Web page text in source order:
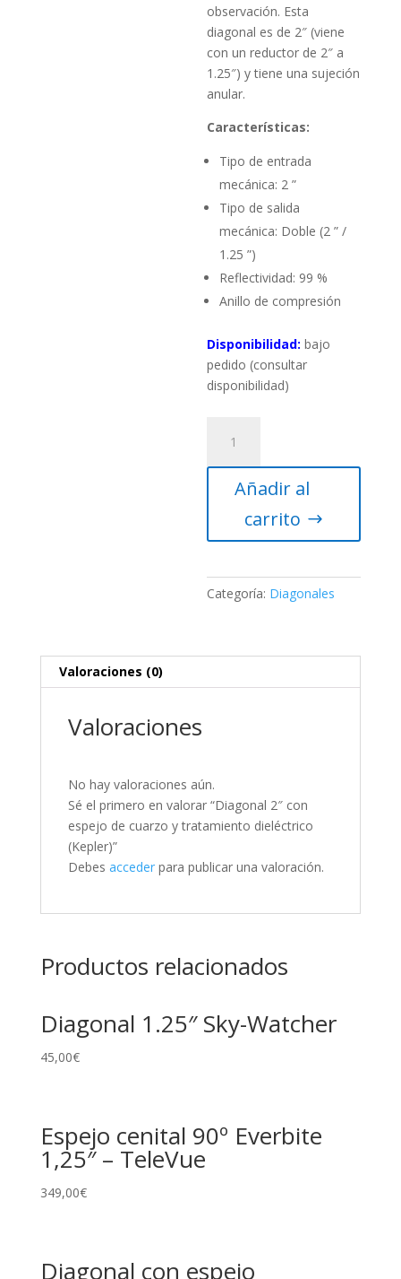
observación. Esta
diagonal es de 2″ (viene
con un reductor de 2″ a
1.25″) y tiene una sujeción
anular.
Características:
Tipo de entrada
mecánica: 2 ”
Tipo de salida
mecánica: Doble (2 ” /
1.25 ”)
Reflectividad: 99 %
Anillo de compresión
Disponibilidad: bajo
pedido (consultar
disponibilidad)
con
espejo
cuarzo
dieléctrico
Añadir al
carrito
Categoría: Diagonales
Valoraciones (0)
Valoraciones
No hay valoraciones aún.
Sé el primero en valorar “Diagonal 2″ con
espejo de cuarzo y tratamiento dieléctrico
(Kepler)”
Debes accederpara publicar una valoración.
Productos relacionados
Diagonal 1.25″ Sky-Watcher
45,00€
Espejo cenital 90º Everbite
1,25″ – TeleVue
349,00€
Diagonal con espejo